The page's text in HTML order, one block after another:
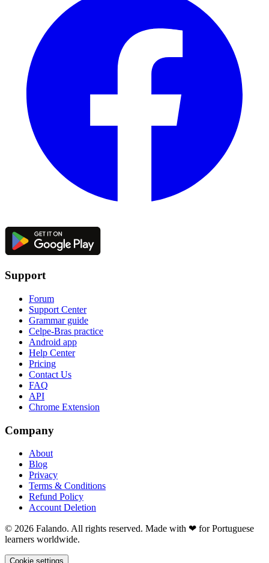
Support
Forum
Support Center
Grammar guide
Celpe-Bras practice
Android app
Help Center
Pricing
Contact Us
FAQ
API
Chrome Extension
Company
About
Blog
Privacy
Terms & Conditions
Refund Policy
Account Deletion
© 2026 Falando. All rights reserved. Made with ❤ for Portuguese
learners worldwide.
Cookie settings